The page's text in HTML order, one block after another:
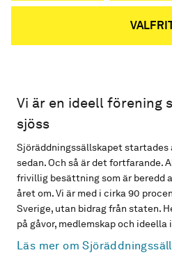
Vi är en ideell förening
sjöss
Sjöräddningssällskapet startades
sedan. Och så är det fortfarande.
frivillig besättning som är beredd
året om. Vi är med i cirka 90
Sverige, utan bidrag från staten.
på gåvor, medlemskap och ideella
Läs mer om